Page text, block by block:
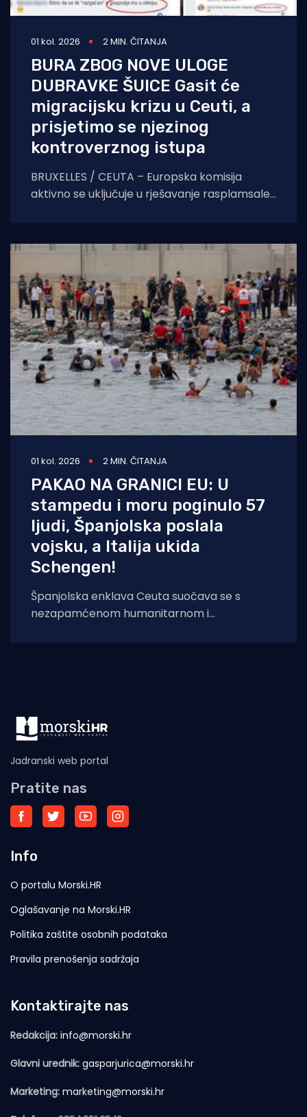
01 kol. 2026 2 MIN. ČITANJA
BURA ZBOG NOVE ULOGE
DUBRAVKE ŠUICE Gasit će
migracijsku krizu u Ceuti, a
prisjetimo se njezinog
kontroverznog istupa
BRUXELLES / CEUTA – Europska komisija
aktivno se uključuje u rješavanje rasplamsale
01 kol. 2026 2 MIN. ČITANJA
PAKAO NA GRANICI EU: U
stampedu i moru poginulo 57
ljudi, Španjolska poslala
vojsku, a Italija ukida
Schengen!
Španjolska enklava Ceuta suočava se s
nezapamćenom humanitarnom i
Jadranski web portal
Pratite nas
Info
O portalu Morski.HR
Oglašavanje na Morski.HR
Politika zaštite osobnih podataka
Pravila prenošenja sadržaja
Kontaktirajte nas
Redakcija: info@morski.hr
Glavni urednik: gasparjurica@morski.hr
Marketing: marketing@morski.hr